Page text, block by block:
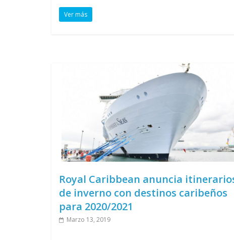
Ver más
Royal Caribbean anuncia
de inverno con destinos caribeños
para 2020/2021
Marzo 13, 2019